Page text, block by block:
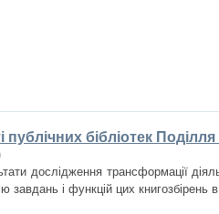
бібліотек
дослідження трансформації
завдань і функцій цих книгозбірень